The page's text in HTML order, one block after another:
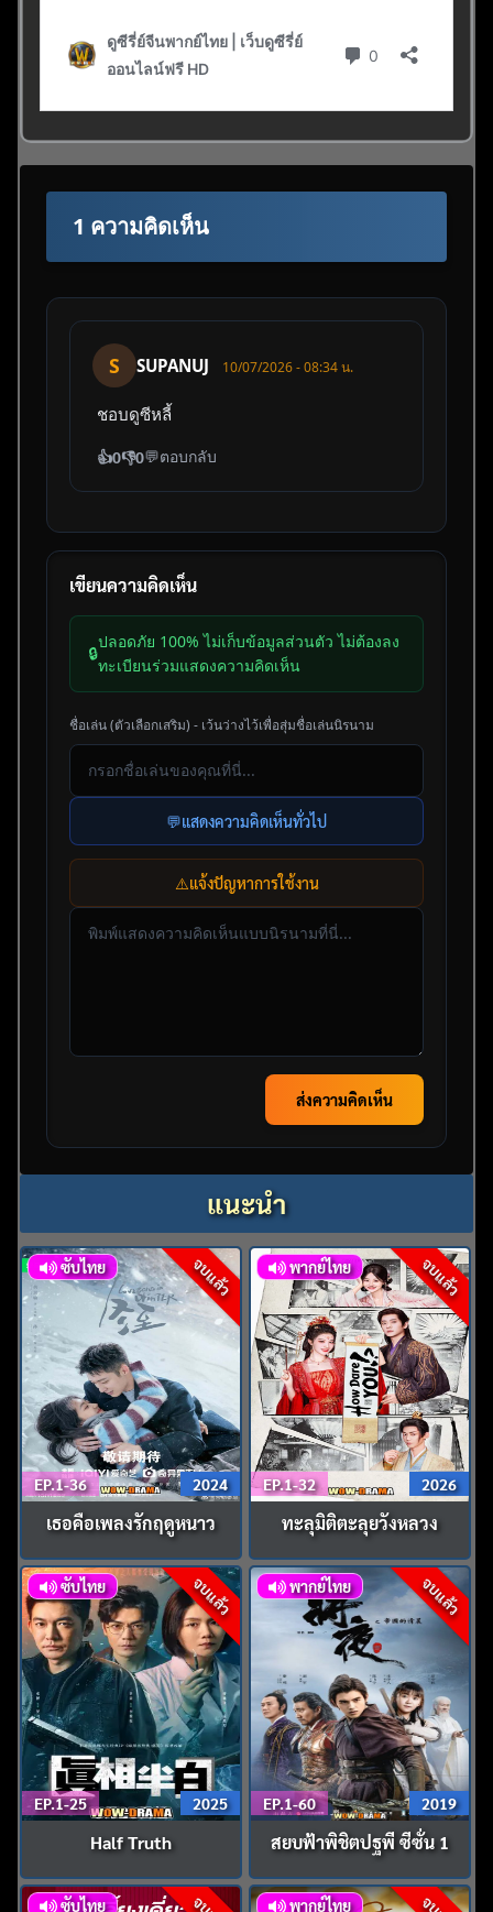
1 ความคิดเห็น
S SUPANUJ 10/07/2026 - 08:34 น.
ชอบดูซีหลี้
👍0👎0💬ตอบกลับ
เขียนความคิดเห็น
🔒
ปลอดภัย 100% ไม่เก็บข้อมูลส่วนตัว ไม่ต้องลง
ทะเบียนร่วมแสดงความคิดเห็น
ชื่อเล่น (ตัวเลือกเสริม) - เว้นว่างไว้เพื่อสุ่มชื่อเล่นนิรนาม
💬แสดงความคิดเห็นทั่วไป
⚠️แจ้งปัญหาการใช้งาน
ส่งความคิดเห็น
แนะนำ
จบแล้ว
ซับไทย
EP.1-36 2024
เธอคือเพลงรักฤดูหนาว
จบแล้ว
พากย์ไทย
EP.1-32 2026
ทะลุมิติตะลุยวังหลวง
จบแล้ว
ซับไทย
EP.1-25 2025
Half Truth
จบแล้ว
พากย์ไทย
EP.1-60 2019
สยบฟ้าพิชิตปฐพี ซีซั่น 1
ซับไทย พากย์ไทย